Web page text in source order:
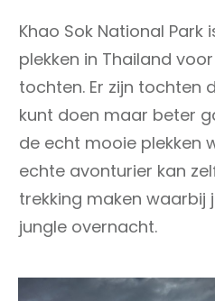
Khao Sok National Park
plekken in Thailand
tochten. Er zijn tochten
kunt doen maar beter
de echt mooie plekken
echte avonturier kan
trekking maken waarbij
jungle overnacht.